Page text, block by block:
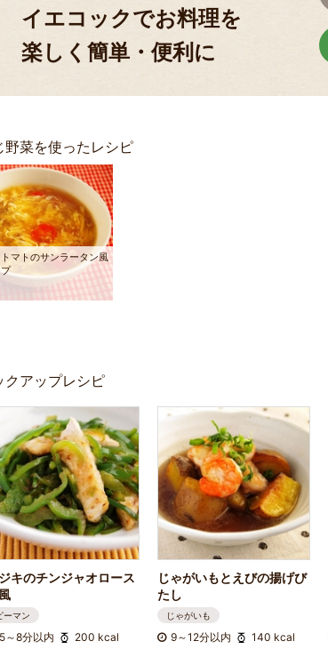
イエコックでお料理を
楽しく簡単・便利に
野菜を使ったレシピ
マトのサンラータン風
クアップレシピ
キのチンジャオロース
ーマン
5～8分以内 200 kcal
じゃがいもとえびの揚げび
たし
じゃがいも
9～12分以内 140 kcal